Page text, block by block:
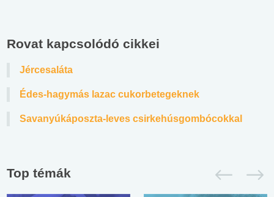
Rovat kapcsolódó cikkei
Jércesaláta
Édes-hagymás lazac cukorbetegeknek
Savanyúkáposzta-leves csirkehúsgombócokkal
Top témák